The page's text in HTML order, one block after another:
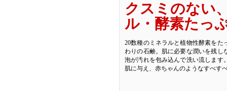
クスミのない
ル・酵素たっ
20数種のミネラルと植物性酵素を
わりの石鹸。肌に必要な潤いを残し
泡が汚れを包み込んで洗い流します
肌に与え、赤ちゃんのようなすべす